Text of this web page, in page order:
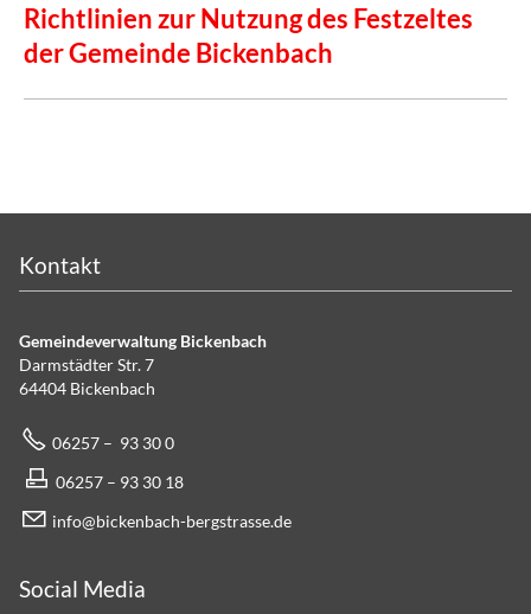
Richtlinien zur Nutzung des Festzeltes
der Gemeinde Bickenbach
Kontakt
Gemeindeverwaltung Bickenbach
Darmstädter Str. 7
64404 Bickenbach
06257 – 93 30 0
06257 – 93 30 18
info@bickenbach-bergstrasse.de
Social Media